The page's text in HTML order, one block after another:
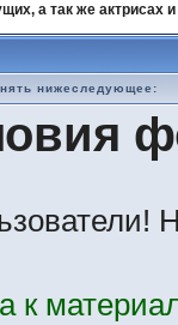
а так же актрисах и
нижеследующее:
к